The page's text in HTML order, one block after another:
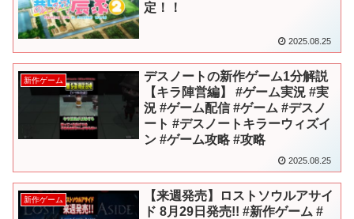
定！！
2025.08.25
新作ゲーム
デスノートの新作ゲーム1分解説
【キラ陣営編】 #ゲーム実況 #実
況 #ゲーム配信 #ゲーム #デスノ
ート #デスノートキラーウィズイ
ン #ゲーム攻略 #攻略
2025.08.25
新作ゲーム
【来週発売】ロストソウルアサイ
ド 8月29日発売!! #新作ゲーム #